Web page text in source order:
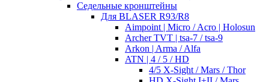
Седельные кронштейны
Для BLASER R93/R8
Aimpoint | Micro / Acro | Holosun
Archer TVT | tsa-7 / tsa-9
Arkon | Arma / Alfa
ATN | 4 / 5 / HD
4/5 X-Sight / Mars / Thor